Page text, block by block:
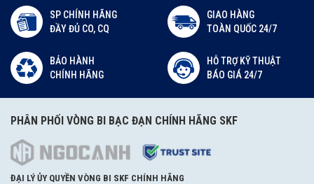
SP CHÍNH HÃNG
ĐẦY ĐỦ CO, CQ
GIAO HÀNG
TOÀN QUỐC 24/7
BẢO HÀNH
CHÍNH HÃNG
HỖ TRỢ KỸ THUẬT
BÁO GIÁ 24/7
PHÂN PHỐI VÒNG BI BẠC ĐẠN CHÍNH HÃNG SKF
ĐẠI LÝ ỦY QUYỀN VÒNG BI SKF CHÍNH HÃNG